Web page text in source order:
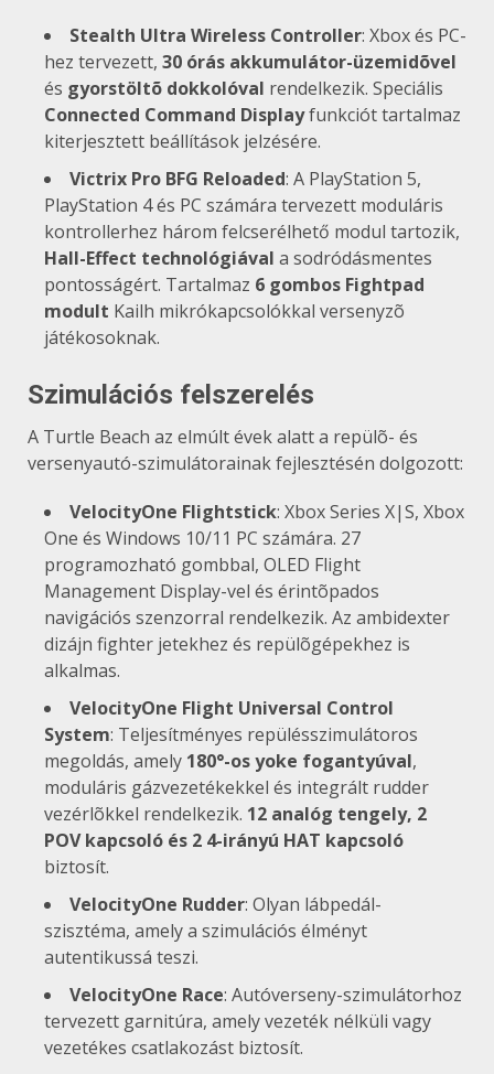
Stealth Ultra Wireless Controller: Xbox és PC-
hez tervezett, 30 órás akkumulátor-üzemidõvel
és gyorstöltõ dokkolóval rendelkezik. Speciális
Connected Command Displayfunkciót tartalmaz
kiterjesztett beállítások jelzésére.
Victrix Pro BFG Reloaded: A PlayStation 5,
PlayStation 4 és PC számára tervezett moduláris
kontrollerhez három felcserélhető modul tartozik,
Hall-Effect technológiával a sodródásmentes
pontosságért. Tartalmaz 6 gombos Fightpad
modult Kailh mikrókapcsolókkal versenyzõ
játékosoknak.
Szimulációs felszerelés
A Turtle Beach az elmúlt évek alatt a repülõ- és
versenyautó-szimulátorainak fejlesztésén dolgozott:
VelocityOne Flightstick: Xbox Series X|S, Xbox
One és Windows 10/11 PC számára. 27
programozható gombbal, OLED Flight
Management Display-vel és érintõpados
navigációs szenzorral rendelkezik. Az ambidexter
dizájn fighter jetekhez és repülõgépekhez is
alkalmas.
VelocityOne Flight Universal Control
System: Teljesítményes repülésszimulátoros
megoldás, amely 180°-os yoke fogantyúval,
moduláris gázvezetékekkel és integrált rudder
vezérlõkkel rendelkezik. 12 analóg tengely, 2
POV kapcsoló és 2 4-irányú HAT kapcsoló
biztosít.
VelocityOne Rudder: Olyan lábpedál-
szisztéma, amely a szimulációs élményt
autentikussá teszi.
VelocityOne Race: Autóverseny-szimulátorhoz
tervezett garnitúra, amely vezeték nélküli vagy
vezetékes csatlakozást biztosít.